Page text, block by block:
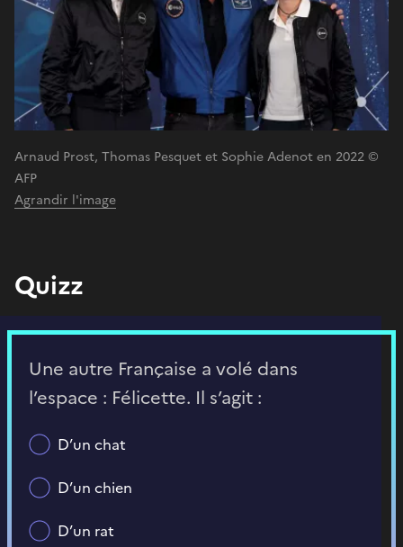
Arnaud Prost, Thomas Pesquet et Sophie Adenot en 2022 ©
AFP
Agrandir l'image
Quizz
Une autre Française a volé dans
l’espace : Félicette. Il s’agit :
D’un chat
D’un chien
D’un rat